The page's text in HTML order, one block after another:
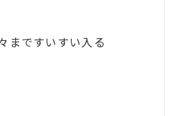
まですいすい入る